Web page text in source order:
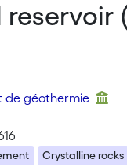
de géothermie
Crystalline rocks